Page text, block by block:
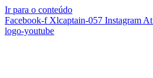
Ir para o conteúdo
Facebook-f Xlcaptain-057 Instagram At
logo-youtube